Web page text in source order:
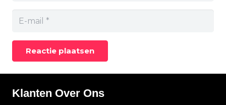
Reactie plaatsen
Klanten Over Ons